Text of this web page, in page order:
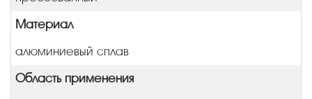
Материал
алюминиевый сплав
Область применения